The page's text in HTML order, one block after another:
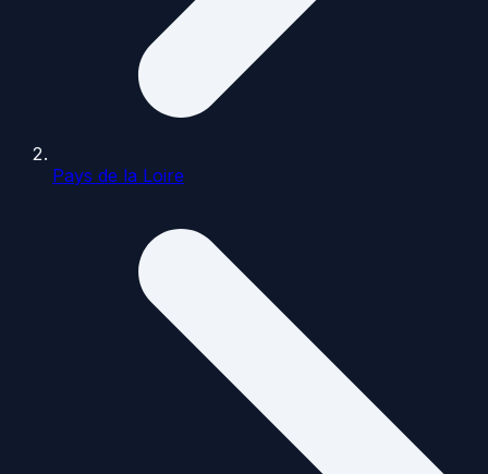
Pays de la Loire